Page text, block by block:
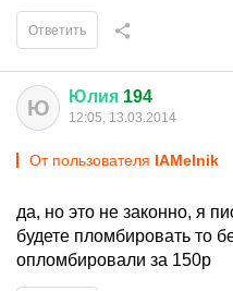
Ответить
Ю Юлия 194
12:05, 13.03.2014
От пользователя IAMelnik
да, но это не законно, я
будете пломбировать то
опломбировали за 150р